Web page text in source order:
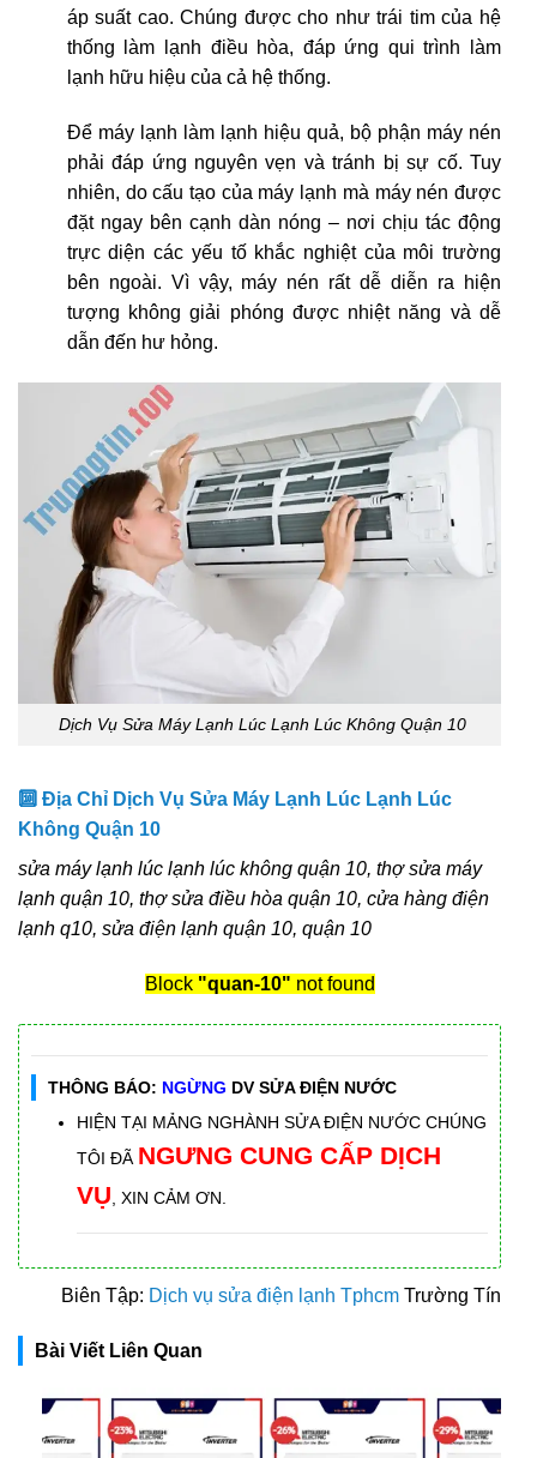
áp suất cao. Chúng được cho như trái tim của hệ
thống làm lạnh điều hòa, đáp ứng qui trình làm
lạnh hữu hiệu của cả hệ thống.
Để máy lạnh làm lạnh hiệu quả, bộ phận máy nén
phải đáp ứng nguyên vẹn và tránh bị sự cố. Tuy
nhiên, do cấu tạo của máy lạnh mà máy nén được
đặt ngay bên cạnh dàn nóng – nơi chịu tác động
trực diện các yếu tố khắc nghiệt của môi trường
bên ngoài. Vì vậy, máy nén rất dễ diễn ra hiện
tượng không giải phóng được nhiệt năng và dễ
dẫn đến hư hỏng.
Dịch Vụ Sửa Máy Lạnh Lúc Lạnh Lúc Không Quận 10
🔟 Địa Chỉ Dịch Vụ Sửa Máy Lạnh Lúc Lạnh Lúc
Không Quận 10
sửa máy lạnh lúc lạnh lúc không quận 10, thợ sửa máy
lạnh quận 10, thợ sửa điều hòa quận 10, cửa hàng điện
lạnh q10, sửa điện lạnh quận 10, quận 10
Block "quan-10" not found
THÔNG BÁO: NGỪNG DV SỬA ĐIỆN NƯỚC
HIỆN TẠI MẢNG NGHÀNH SỬA ĐIỆN NƯỚC CHÚNG
TÔI ĐÃ NGƯNG CUNG CẤP DỊCH
VỤ , XIN CẢM ƠN.
Biên Tập: Dịch vụ sửa điện lạnh Tphcm Trường Tín
Bài Viết Liên Quan